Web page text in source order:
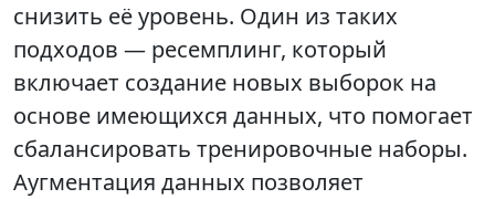
снизить её уровень. Один из таких
подходов — ресемплинг, который
включает создание новых выборок на
основе имеющихся данных, что помогает
сбалансировать тренировочные наборы.
Аугментация данных позволяет